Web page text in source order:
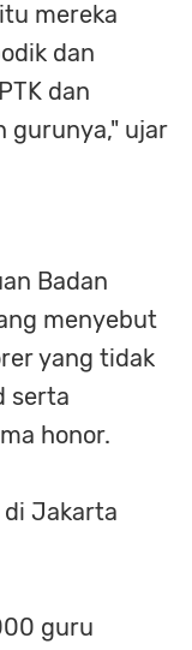
mereka
dan
dan
gurunya," ujar
Badan
menyebut
yang tidak
serta
honor.
di Jakarta
guru